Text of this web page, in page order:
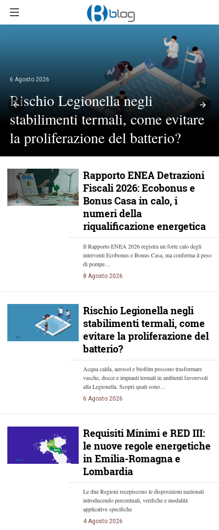
6 Agosto 2026
Rischio Legionella negli
stabilimenti termali, come evitare
la proliferazione del batterio?
Rapporto ENEA Detrazioni
Fiscali 2026: Ecobonus e
Bonus Casa in calo, i
numeri della
riqualificazione energetica
Il Rapporto ENEA 2026 registra un forte calo degli
interventi Ecobonus e Bonus Casa, ma conferma il peso
di pompe…
8 Agosto 2026
Rischio Legionella negli
stabilimenti termali, come
evitare la proliferazione del
batterio?
Acqua calda, aerosol e biofilm possono trasformare
vasche, docce e impianti termali in ambienti favorevoli
alla Legionella. Scopri quali sono…
6 Agosto 2026
Requisiti Minimi e RED III:
le nuove regole energetiche
in Emilia-Romagna e
Lombardia
Le due Regioni recepiscono le disposizioni nazionali
introducendo percentuali, verifiche e modalità
applicative specifiche
4 Agosto 2026